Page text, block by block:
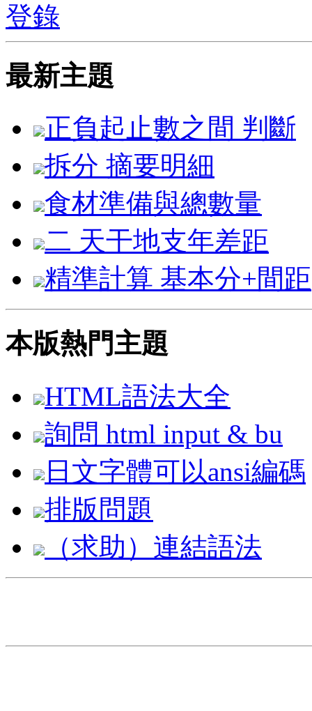
登錄
最新主題
正負起止數之間 判斷
拆分 摘要明細
食材準備與總數量
二 天干地支年差距
精準計算 基本分+間距
本版熱門主題
HTML語法大全
詢問 html input & bu
日文字體可以ansi編碼
排版問題
（求助）連結語法